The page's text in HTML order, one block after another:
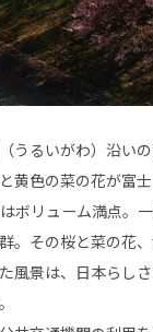
うるいがわ）沿い
黄色の菜の花が富
ボリューム満点。
。その桜と菜の花
風景は、日本らし